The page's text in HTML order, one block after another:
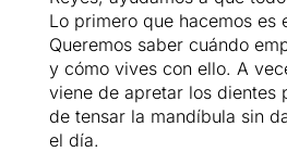
Lo primero que hacemos es
Queremos saber cuándo
y cómo vives con ello. A
viene de apretar los dientes
de tensar la mandíbula sin
el día.